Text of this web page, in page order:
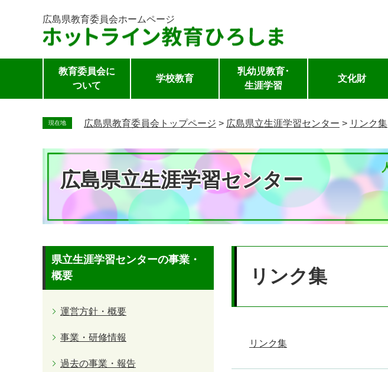
ー
し
広島県教育委員会ホームページ
教育委員会に
ついて
学校教育
乳幼児教育･
生涯学習
文化財
現在地 広島県教育委員会トップページ > 広島県立生涯学習センター > リンク集
広島県立生涯学習センター
リンク集
リンク集
県立生涯学習センターの事業・
概要
運営方針・概要
事業・研修情報
過去の事業・報告